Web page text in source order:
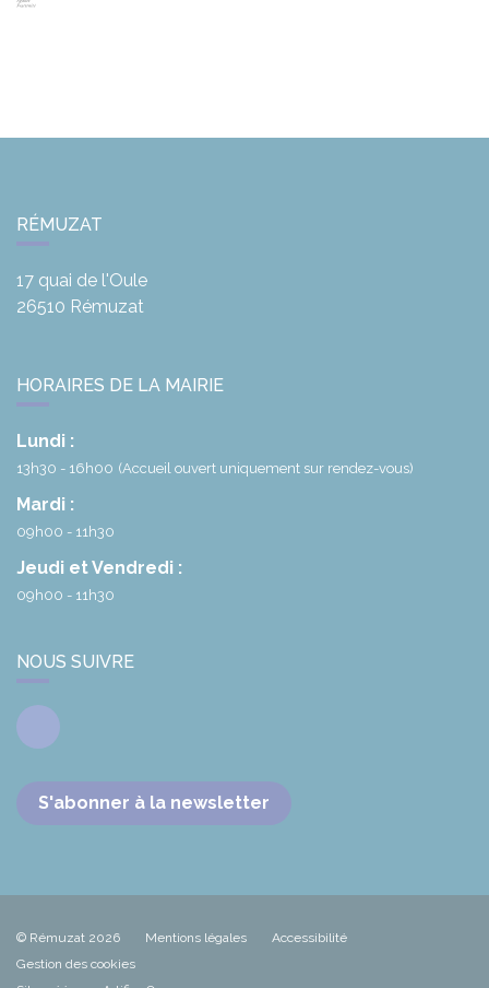
RÉMUZAT
17 quai de l'Oule
26510 Rémuzat
HORAIRES DE LA MAIRIE
Lundi :
13h30 - 16h00 (Accueil ouvert uniquement sur rendez-vous)
Mardi :
09h00 - 11h30
Jeudi et Vendredi :
09h00 - 11h30
NOUS SUIVRE
Facebook
S'abonner à la newsletter
© Rémuzat 2026 Mentions légales
Accessibilité
Gestion des cookies